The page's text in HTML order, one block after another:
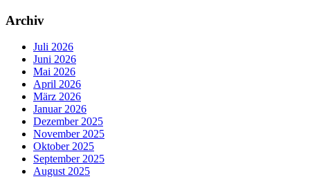
Archiv
Juli 2026
Juni 2026
Mai 2026
April 2026
März 2026
Januar 2026
Dezember 2025
November 2025
Oktober 2025
September 2025
August 2025